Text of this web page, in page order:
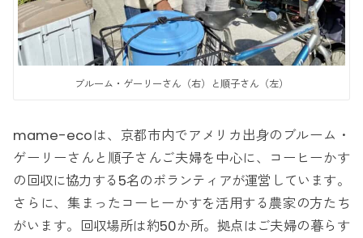
ブルーム・ゲーリーさん（右）と順子さん（左）
mame-ecoは、京都市内でアメリカ出身のブルーム・
ゲーリーさんと順子さんご夫婦を中心に、コーヒーかす
の回収に協力する5名のボランティアが運営しています。
さらに、集まったコーヒーかすを活用する農家の方たち
がいます。回収場所は約50か所。拠点はご夫婦の暮らす